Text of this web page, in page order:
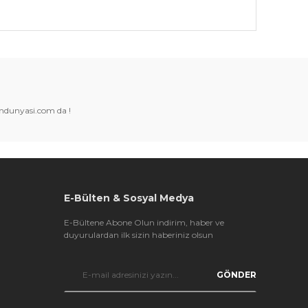
tarafımıza iletebilirsiniz.
da !
E-Bülten & Sosyal Medya
E-Bültene Abone Olun indirim, haber ve
duyurulardan ilk sizin haberiniz olsun
GÖNDER